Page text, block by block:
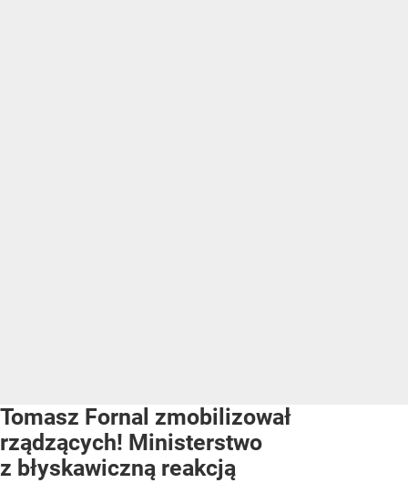
Tomasz Fornal zmobilizował
rządzących! Ministerstwo
z błyskawiczną reakcją